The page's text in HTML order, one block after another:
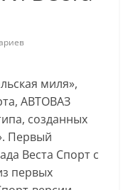
миля»,
АВТОВАЗ
созданных
Первый
Веста Спорт с
первых